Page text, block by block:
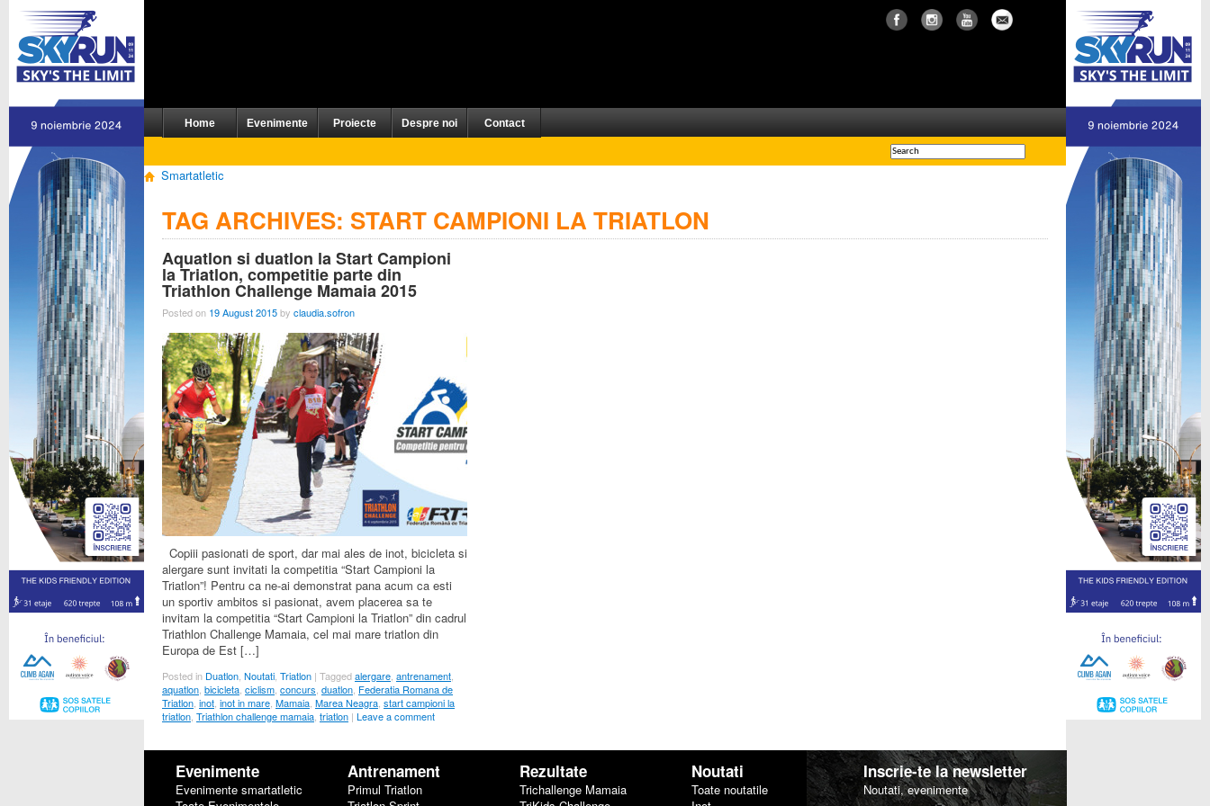
Home Evenimente Proiecte Despre noi Contact
Smartatletic
TAG ARCHIVES: START CAMPIONI LA TRIATLON
Aquatlon si duatlon la Start Campioni
la Triatlon, competitie parte din
Triathlon Challenge Mamaia 2015
Posted on 19 August 2015by claudia.sofron
Copiii pasionati de sport, dar mai ales de inot, bicicleta si
alergare sunt invitati la competitia “Start Campioni la
Triatlon”! Pentru ca ne-ai demonstrat pana acum ca esti
un sportiv ambitos si pasionat, avem placerea sa te
invitam la competitia “Start Campioni la Triatlon” din cadrul
Triathlon Challenge Mamaia, cel mai mare triatlon din
Europa de Est […]
Posted in Duatlon Noutati Triatlon | Taggedalergare antrenament
aquatlon bicicleta ciclism concurs duatlon Federatia Romana de
Triatlon inot inot in mare Mamaia Marea Neagra start campioni la
triatlon Triathlon challenge mamaia triatlon | Leave a comment
Evenimente
Evenimente smartatletic
Antrenament
Primul Triatlon
Rezultate
Trichallenge Mamaia
Noutati
Toate noutatile
Inscrie-te la newsletter
Noutati, evenimente